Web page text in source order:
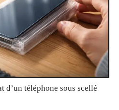
d’un téléphone sous scellé